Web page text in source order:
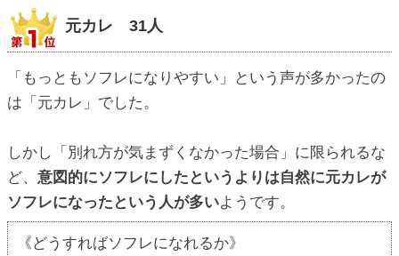
元カレ 31人
「もっともソフレになりやすい」という声が多かったの
は「元カレ」でした。
しかし「別れ方が気まずくなかった場合」に限られるな
ど、 意図的にソフレにしたというよりは自然に元カレが
ソフレになったという人が多いようです。
《どうすればソフレになれるか》